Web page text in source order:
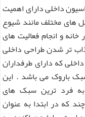
داخلی دارای اهمیت
های مختلف مانند شیوع
و انجام فعالیت های
تر شدن طراحی داخلی
که دارای طرفداران
باروک می باشد . این
فرد ترین سبک های
که در ابتدا به عنوان